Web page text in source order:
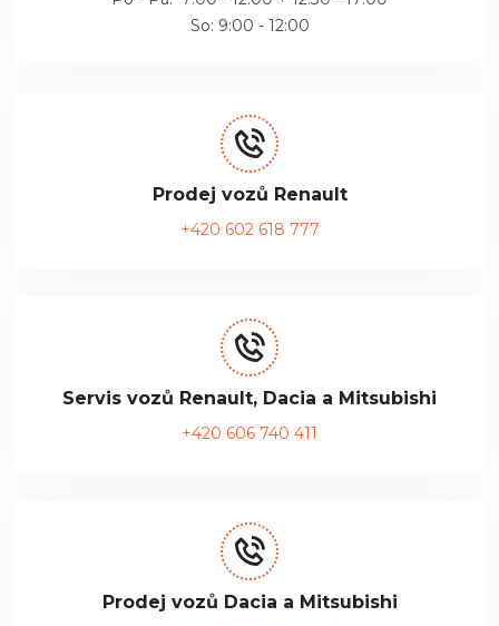
So: 9:00 - 12:00
Prodej vozů Renault
+420 602 618 777
Servis vozů Renault, Dacia a Mitsubishi
+420 606 740 411
Prodej vozů Dacia a Mitsubishi